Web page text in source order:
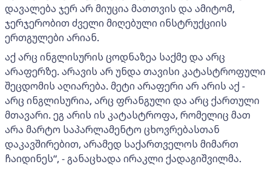
დავალება ჯერ არ მიუცია მათთვის და ამიტომ,
ჯერჯერობით ძველი მიღებული ინსტრუქციის
ერთგულები არიან.
აქ არც ინგლისურის ცოდნაზეა საქმე და არც
არაფერზე. არავის არ უნდა თავისი კატასტროფული
შეცდომის აღიარება. მეტი არაფერი არ არის აქ -
არც ინგლისურია, არც ფრანგული და არც ქართული
მთავარი. ეგ არის ის კატასტროფა, რომელიც მათ
არა მარტო საპარლამენტო ცხოვრებასთან
დაკავშირებით, არამედ საქართველოს მიმართ
ჩაიდინეს“, - განაცხადა ირაკლი ქადაგიშვილმა.